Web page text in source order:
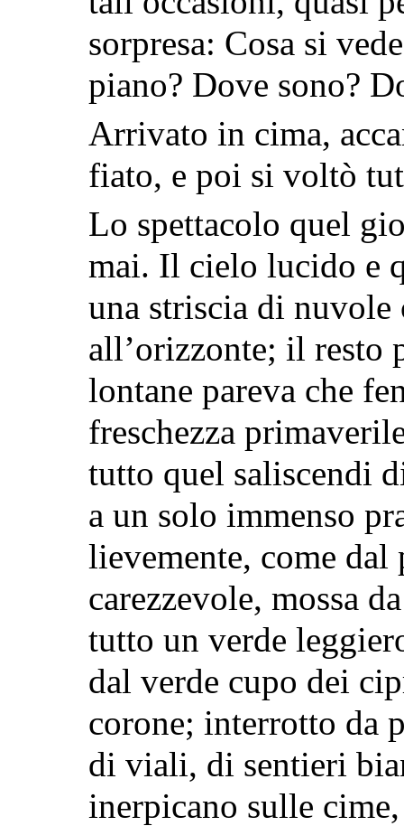
sorpresa: Cosa si
piano? Dove sono?
Arrivato in cima,
fiato, e poi si voltò
Lo spettacolo quel
mai. Il cielo lucido e
una striscia di nuvole
all’orizzonte; il resto
lontane pareva che
freschezza
tutto quel saliscendi
a un solo immenso
lievemente, come dal
carezzevole, mossa
tutto un verde
dal verde cupo dei
corone; interrotto da
di viali, di sentieri
inerpicano sulle